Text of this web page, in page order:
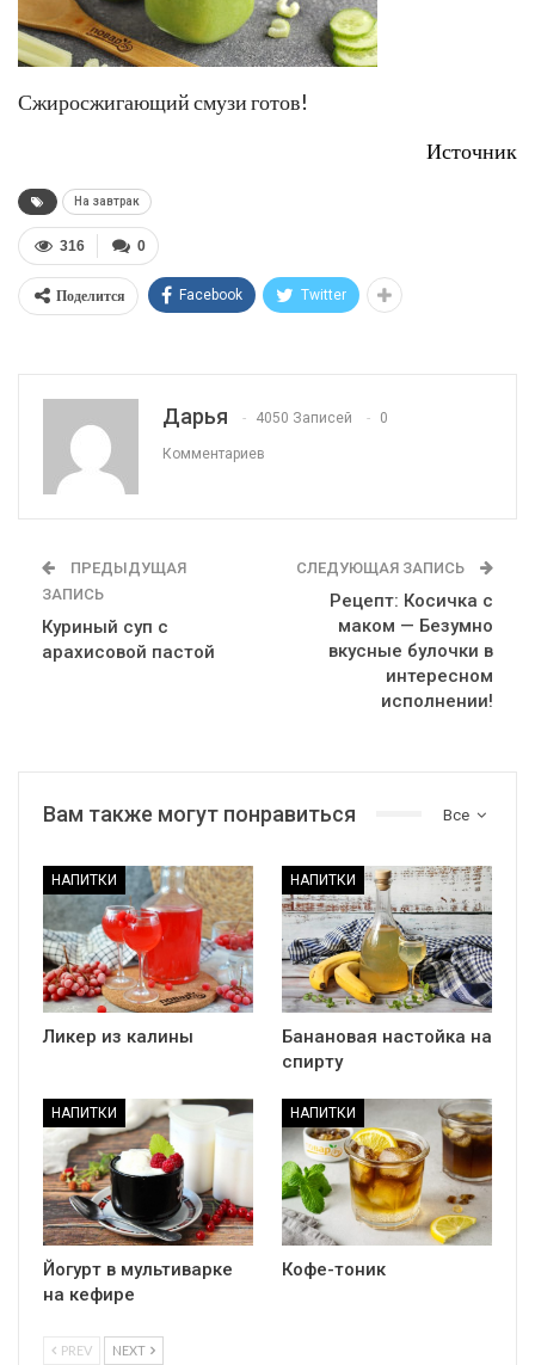
Сжиросжигающий смузи готов!
Источник
На завтрак
0
316
Поделится Facebook Twitter
Дарья 4050 Записей 0
Комментариев
ПРЕДЫДУЩАЯ
ЗАПИСЬ
Куриный суп с
арахисовой пастой
СЛЕДУЮЩАЯ ЗАПИСЬ
Рецепт: Косичка с
маком — Безумно
вкусные булочки в
интересном
исполнении!
Все
Вам также могут понравиться
НАПИТКИ
Ликер из калины
НАПИТКИ
Банановая настойка на
спирту
НАПИТКИ
Йогурт в мультиварке
на кефире
НАПИТКИ
Кофе-тоник
PREV NEXT